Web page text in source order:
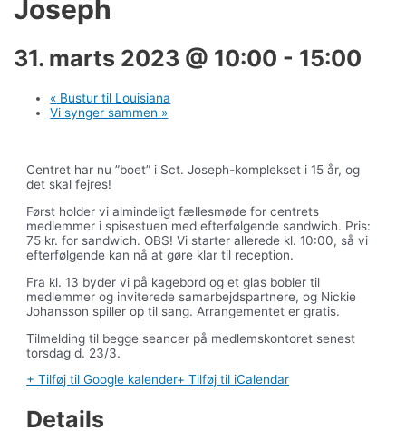
Joseph
31. marts 2023 @ 10:00 - 15:00
« Bustur til Louisiana
Vi synger sammen »
Centret har nu ”boet” i Sct. Joseph-komplekset i 15 år, og
det skal fejres!
Først holder vi almindeligt fællesmøde for centrets
medlemmer i spisestuen med efterfølgende sandwich. Pris:
75 kr. for sandwich. OBS! Vi starter allerede kl. 10:00, så vi
efterfølgende kan nå at gøre klar til reception.
Fra kl. 13 byder vi på kagebord og et glas bobler til
medlemmer og inviterede samarbejdspartnere, og Nickie
Johansson spiller op til sang. Arrangementet er gratis.
Tilmelding til begge seancer på medlemskontoret senest
torsdag d. 23/3.
+ Tilføj til Google kalender+ Tilføj til iCalendar
Details